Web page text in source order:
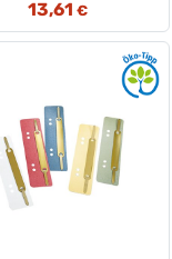
13,61 €